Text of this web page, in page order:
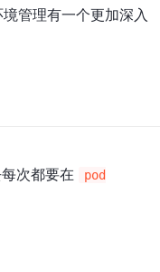
管理有一个更加深入
次都要在
pod